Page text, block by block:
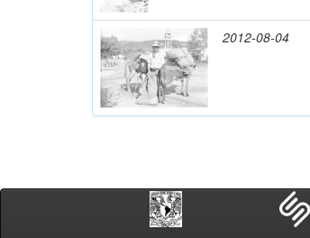
2012-08-04